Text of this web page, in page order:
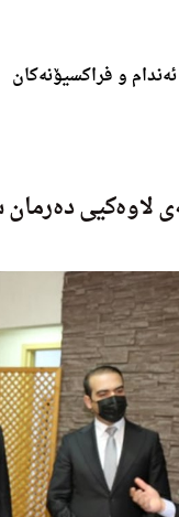
ئەندام و فراکسیۆنەکان
لاوه‌كیى